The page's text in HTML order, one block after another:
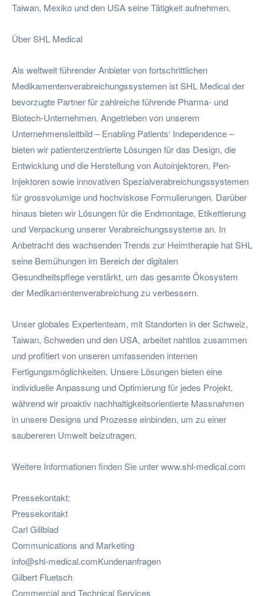
Taiwan, Mexiko und den USA seine Tätigkeit aufnehmen.
Über SHL Medical
Als weltweit führender Anbieter von fortschrittlichen
Medikamentenverabreichungssystemen ist SHL Medical der
bevorzugte Partner für zahlreiche führende Pharma- und
Biotech-Unternehmen. Angetrieben von unserem
Unternehmensleitbild – Enabling Patients‘ Independence –
bieten wir patientenzentrierte Lösungen für das Design, die
Entwicklung und die Herstellung von Autoinjektoren, Pen-
Injektoren sowie innovativen Spezialverabreichungssystemen
für grossvolumige und hochviskose Formulierungen. Darüber
hinaus bieten wir Lösungen für die Endmontage, Etikettierung
und Verpackung unserer Verabreichungssysteme an. In
Anbetracht des wachsenden Trends zur Heimtherapie hat SHL
seine Bemühungen im Bereich der digitalen
Gesundheitspflege verstärkt, um das gesamte Ökosystem
der Medikamentenverabreichung zu verbessern.
Unser globales Expertenteam, mit Standorten in der Schweiz,
Taiwan, Schweden und den USA, arbeitet nahtlos zusammen
und profitiert von unseren umfassenden internen
Fertigungsmöglichkeiten. Unsere Lösungen bieten eine
individuelle Anpassung und Optimierung für jedes Projekt,
während wir proaktiv nachhaltigkeitsorientierte Massnahmen
in unsere Designs und Prozesse einbinden, um zu einer
saubereren Umwelt beizutragen.
Weitere Informationen finden Sie unter www.shl-medical.com
Pressekontakt:
Pressekontakt
Carl Gillblad
Communications and Marketing
info@shl-medical.comKundenanfragen
Gilbert Fluetsch
Commercial and Technical Services